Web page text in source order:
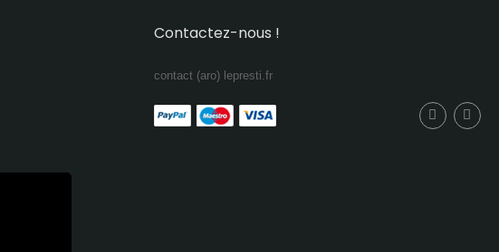
Contactez-nous !
contact (aro) lepresti.fr